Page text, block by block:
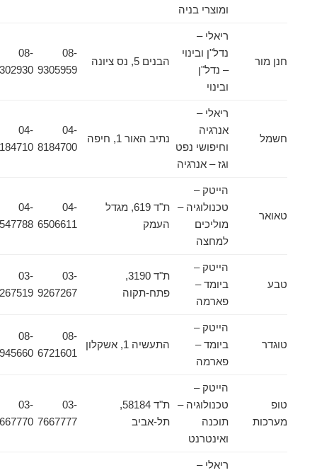
ומוצרי בניה
חנן מור
ריאלי –
נדל"ן ובינוי
– נדל"ן
ובינוי
הבנים 5, נס ציונה
9305959
9302930
חשמל
ריאלי –
אנרגיה
וחיפושי נפט
וגז – אנרגיה
נתיב האור 1, חיפה
8184700
8184710
טאואר
הייטק –
טכנולוגיה –
מוליכים
למחצה
ת"ד 619, מגדל
העמק
6506611
6547788
הייטק –
ביומד –
פארמה
ת"ד 3190,
פתח-תקוה
9267267
9267519
טוגדר
הייטק –
ביומד –
פארמה
התעשיה 1, אשקלון
6721601
9945660
מערכות
הייטק –
טכנולוגיה –
תוכנה
ואינטרנט
ת"ד 58184,
תל-אביב
7667777
7667770
ריאלי –